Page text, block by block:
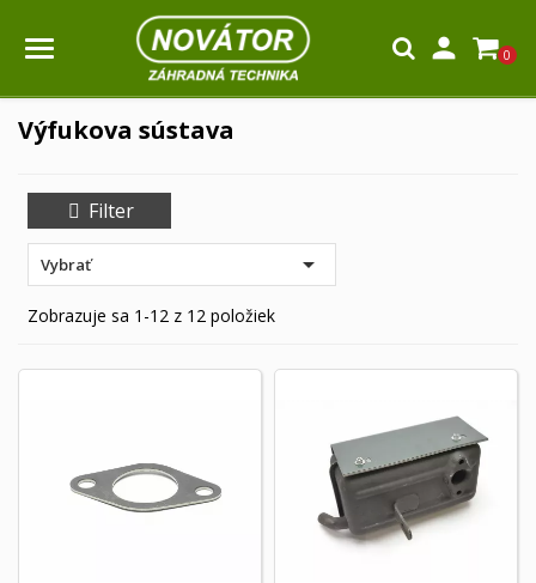
 0
Výfukova sústava
Filter
Vybrať 
Zobrazuje sa 1-12 z 12 položiek